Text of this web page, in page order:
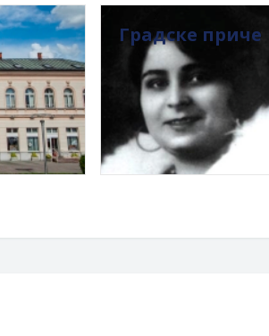
Градске приче